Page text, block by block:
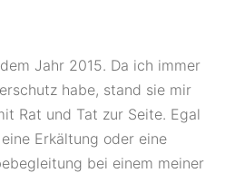
Jahr 2015. Da ich immer
habe, stand sie mir
Rat und Tat zur Seite. Egal
Erkältung oder eine
bei einem meiner